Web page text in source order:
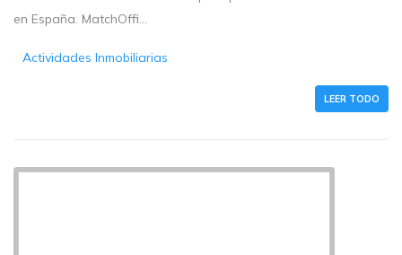
en España. MatchOffi...
Actividades Inmobiliarias
LEER TODO